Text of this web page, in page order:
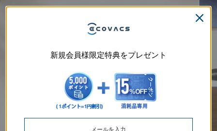
新規会員様限定特典をプレゼント